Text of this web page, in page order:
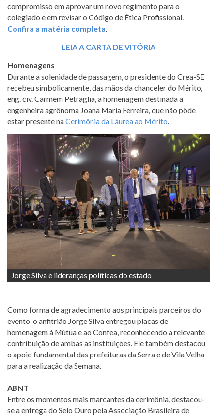
compromisso em aprovar um novo regimento para o
colegiado e em revisar o Código de Ética Profissional.
Confira a matéria completa
LEIA A CARTA DE VITÓRIA
Homenagens
Durante a solenidade de passagem, o presidente do Crea-SE
recebeu simbolicamente, das mãos da chanceler do Mérito,
eng. civ. Carmem Petraglia, a homenagem destinada à
engenheira agrônoma Joana Maria Ferreira, que não pôde
estar presente naCerimônia da Láurea ao Mérito
Jorge Silva e lideranças políticas do estado
Como forma de agradecimento aos principais parceiros do
evento, o anfitrião Jorge Silva entregou placas de
homenagem à Mútua e ao Confea, reconhecendo a relevante
contribuição de ambas as instituições. Ele também destacou
o apoio fundamental das prefeituras da Serra e de Vila Velha
para a realização da Semana.
ABNT
Entre os momentos mais marcantes da cerimônia, destacou-
se a entrega do Selo Ouro pela Associação Brasileira de